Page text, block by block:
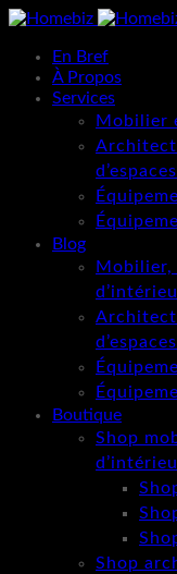
En Bref
À Propos
Services
Mobilier
d’espaces
Blog
Mobilier,
d’espaces
Boutique
Shop
Shop